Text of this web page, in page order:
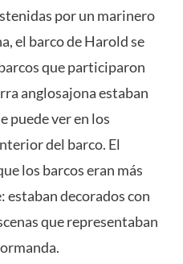
por un marinero
el barco de Harold se
que participaron
anglosajona estaban
puede ver en los
del barco. El
los barcos eran más
decorados con
que representaban